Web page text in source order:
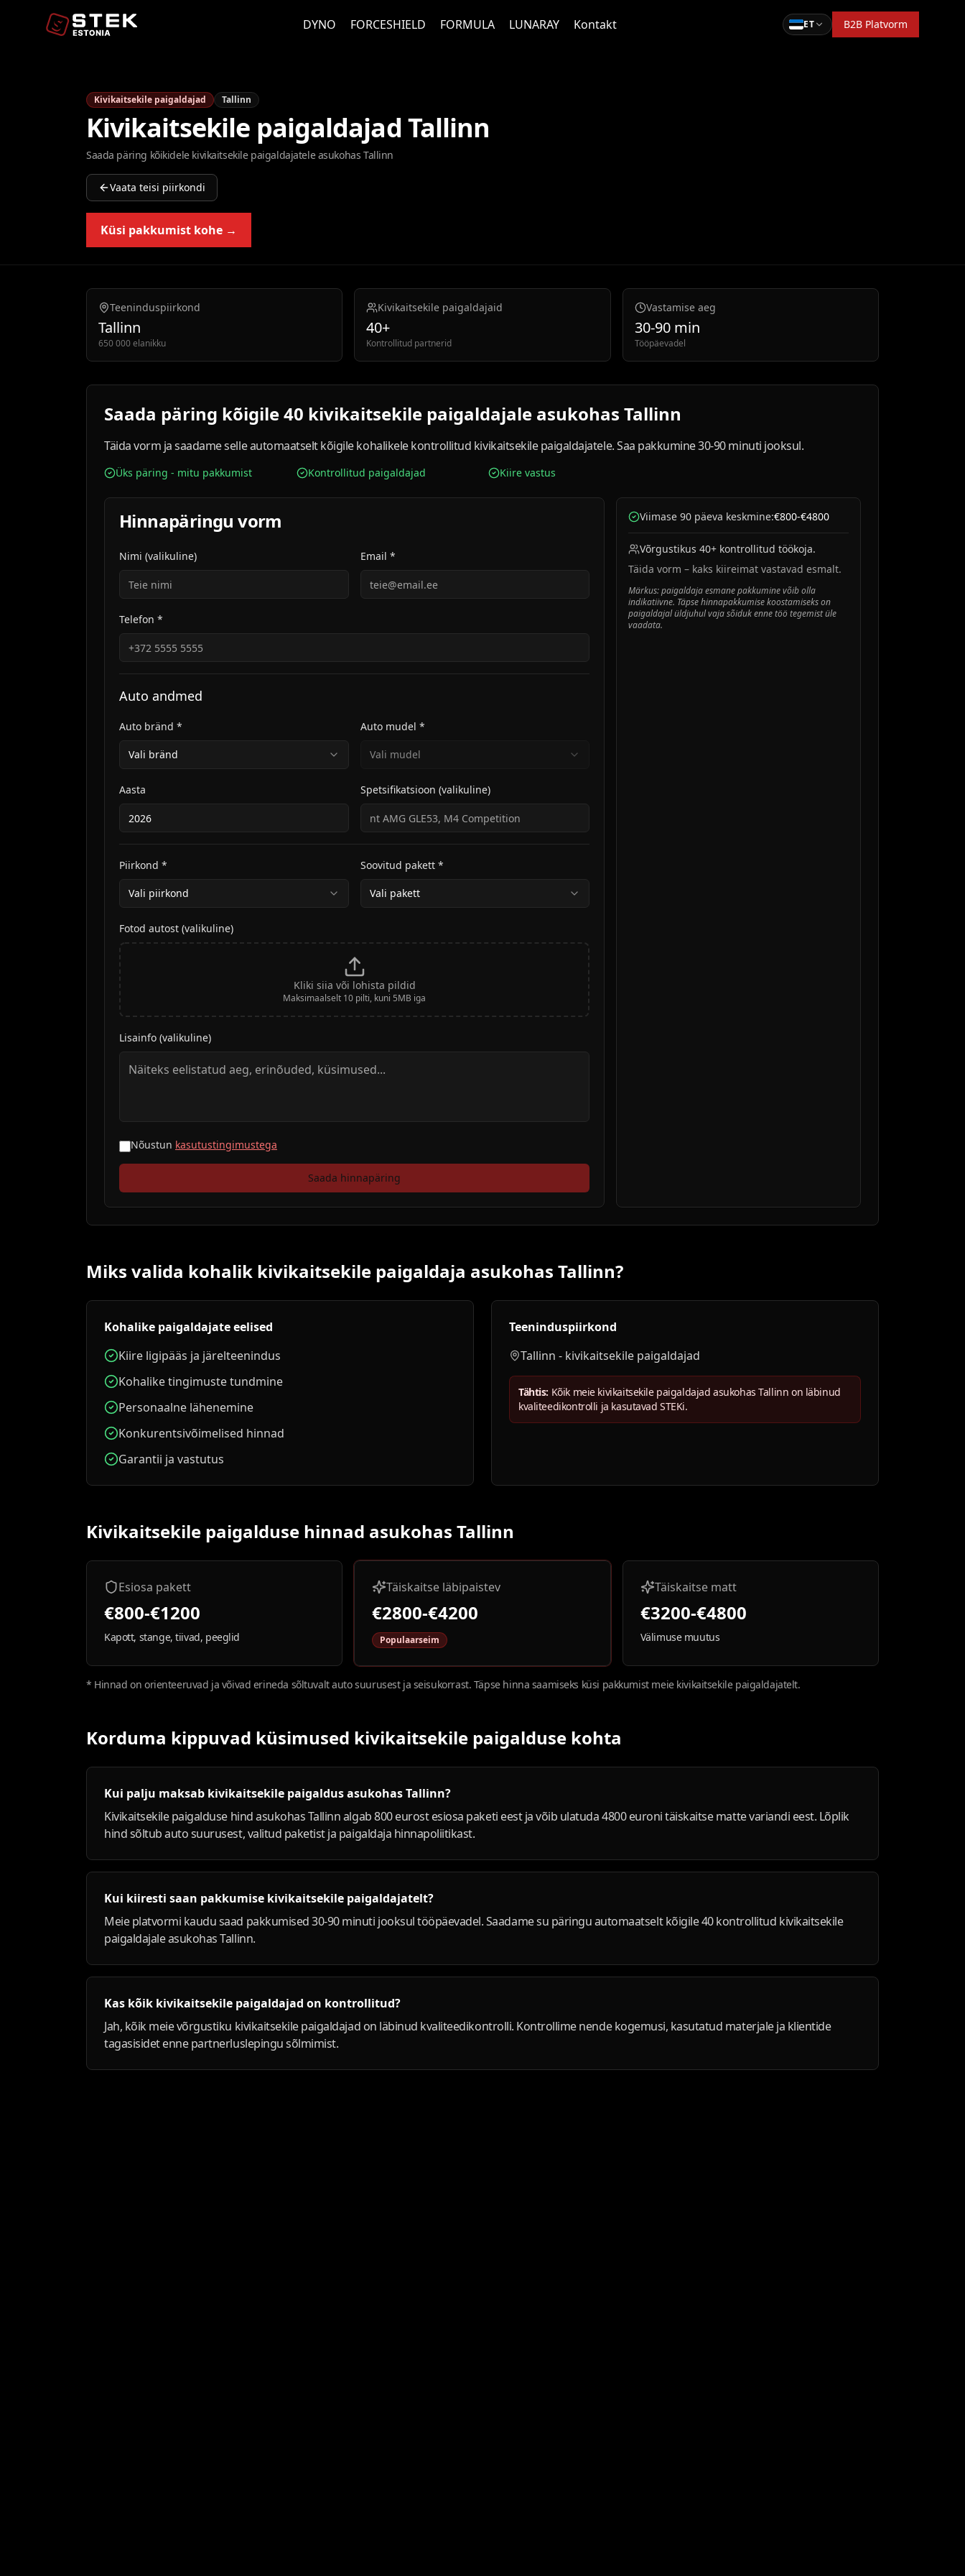
DYNO FORCESHIELD FORMULA LUNARAY Kontakt ET B2B Platvorm
Kivikaitsekile paigaldajad Tallinn
Kivikaitsekile paigaldajad Tallinn
Saada päring kõikidele kivikaitsekile paigaldajatele asukohas Tallinn
Vaata teisi piirkondi
Küsi pakkumist kohe →
Teeninduspiirkond
Tallinn
650 000 elanikku
Kivikaitsekile paigaldajaid
40+
Kontrollitud partnerid
Vastamise aeg
30-90 min
Tööpäevadel
Saada päring kõigile 40 kivikaitsekile paigaldajale asukohas Tallinn
Täida vorm ja saadame selle automaatselt kõigile kohalikele kontrollitud kivikaitsekile paigaldajatele. Saa pakkumine 30-90 minuti jooksul.
Üks päring - mitu pakkumist Kontrollitud paigaldajad Kiire vastus
Hinnapäringu vorm
Nimi (valikuline) Email *
Telefon *
Auto andmed
Auto bränd *
Vali bränd
Auto mudel *
Vali mudel
Aasta Spetsifikatsioon (valikuline)
Piirkond *
Vali piirkond
Soovitud pakett *
Vali pakett
Fotod autost (valikuline)
Kliki siia või lohista pildid
Maksimaalselt 10 pilti, kuni 5MB iga
Lisainfo (valikuline)
Nõustun kasutustingimustega
Saada hinnapäring
Viimase 90 päeva keskmine:€800-€4800
Võrgustikus 40+ kontrollitud töökoja.
Täida vorm – kaks kiireimat vastavad esmalt.
Märkus: paigaldaja esmane pakkumine võib olla
indikatiivne. Täpse hinnapakkumise koostamiseks on
paigaldajal üldjuhul vaja sõiduk enne töö tegemist üle
vaadata.
Miks valida kohalik kivikaitsekile paigaldaja asukohas Tallinn?
Kohalike paigaldajate eelised
Kiire ligipääs ja järelteenindus
Kohalike tingimuste tundmine
Personaalne lähenemine
Konkurentsivõimelised hinnad
Garantii ja vastutus
Teeninduspiirkond
Tallinn - kivikaitsekile paigaldajad
Tähtis: Kõik meie kivikaitsekile paigaldajad asukohas Tallinn on läbinud
kvaliteedikontrolli ja kasutavad STEKi.
Kivikaitsekile paigalduse hinnad asukohas Tallinn
Esiosa pakett
€800-€1200
Kapott, stange, tiivad, peeglid
Täiskaitse läbipaistev
€2800-€4200
Populaarseim
Täiskaitse matt
€3200-€4800
Välimuse muutus
* Hinnad on orienteeruvad ja võivad erineda sõltuvalt auto suurusest ja seisukorrast. Täpse hinna saamiseks küsi pakkumist meie kivikaitsekile paigaldajatelt.
Korduma kippuvad küsimused kivikaitsekile paigalduse kohta
Kui palju maksab kivikaitsekile paigaldus asukohas Tallinn?
Kivikaitsekile paigalduse hind asukohas Tallinn algab 800 eurost esiosa paketi eest ja võib ulatuda 4800 euroni täiskaitse matte variandi eest. Lõplik
hind sõltub auto suurusest, valitud paketist ja paigaldaja hinnapoliitikast.
Kui kiiresti saan pakkumise kivikaitsekile paigaldajatelt?
Meie platvormi kaudu saad pakkumised 30-90 minuti jooksul tööpäevadel. Saadame su päringu automaatselt kõigile 40 kontrollitud kivikaitsekile
paigaldajale asukohas Tallinn.
Kas kõik kivikaitsekile paigaldajad on kontrollitud?
Jah, kõik meie võrgustiku kivikaitsekile paigaldajad on läbinud kvaliteedikontrolli. Kontrollime nende kogemusi, kasutatud materjale ja klientide
tagasisidet enne partnerluslepingu sõlmimist.